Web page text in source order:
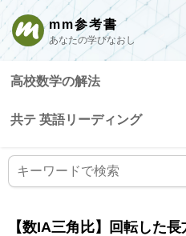
mm参考書
あなたの学びなおし
高校数学の解法
共テ 英語リーディング
【数IA三角比】回転した